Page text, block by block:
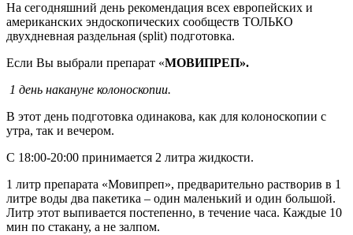
На сегодняшний день рекомендация всех европейских и
американских эндоскопических сообществ ТОЛЬКО
двухдневная раздельная (split) подготовка.
Если Вы выбрали препарат «МОВИПРЕП».
1 день накануне колоноскопии.
В этот день подготовка одинакова, как для колоноскопии с
утра, так и вечером.
С 18:00-20:00 принимается 2 литра жидкости.
1 литр препарата «Мовипреп», предварительно растворив в 1
литре воды два пакетика – один маленький и один большой.
Литр этот выпивается постепенно, в течение часа. Каждые 10
мин по стакану, а не залпом.